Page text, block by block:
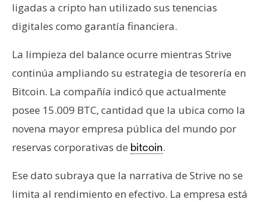
ligadas a cripto han utilizado sus tenencias
digitales como garantía financiera.
La limpieza del balance ocurre mientras Strive
continúa ampliando su estrategia de tesorería en
Bitcoin. La compañía indicó que actualmente
posee 15.009 BTC, cantidad que la ubica como la
novena mayor empresa pública del mundo por
reservas corporativas de bitcoin.
Ese dato subraya que la narrativa de Strive no se
limita al rendimiento en efectivo. La empresa está